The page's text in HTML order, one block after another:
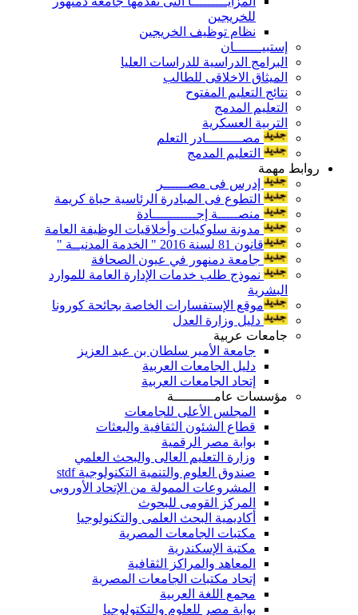
للخريجين
نظام توظيف الخريجين
إستبيـــــــان
البرامج الدراسية للدراسات العليا
الميثاق الاخلاقى للطالب
نتائج التعليم المفتوح
التعليم المدمج
التربية العسكرية
مصـــــــــادر التعلم
التعليم المدمج
روابط مهمة
إدرس فى مصــــــر
التطوع فى المبادرة الرئاسية حياة كريمة
منصـــــة إجـــــــــــادة
مدونة سلوكيات وأخلاقيات الوظيفة العامة
قانون 81 لسنة 2016 " الخدمة المدنيــة "
جامعة دمنهور في عيون الصحافة
نموذج طلب خدمات الإدارة العامة للموارد
البشرية
موقع الإستفسارات الخاصة بجائحة كورونا
دليل وزارة العدل
جامعات عربية
جامعة الأمير سلطان بن عبد العزيز
دليل الجامعات العربية
إتحاد الجامعات العربية
مؤسسات عامــــــــــة
المجلس الأعلى للجامعات
قطاع الشئون الثقافية والبعثات
بوابة مصر الرقمية
وزارة التعليم العالى والبحث العلمي
صندوق العلوم والتنمية التكنولوجية stdf
المشروعات الممولة من الإتحاد الأوروبى
المركز القومى للبحوث
أكاديمية البحث العلمى والتكنولوجيا
مكتبات الجامعات المصرية
مكتبة الإسكندرية
المعاهد والمراكز الثقافية
إتحاد مكتبات الجامعات المصرية
مجمع اللغة العربية
بوابة مصر للعلوم والتكتولوجيا